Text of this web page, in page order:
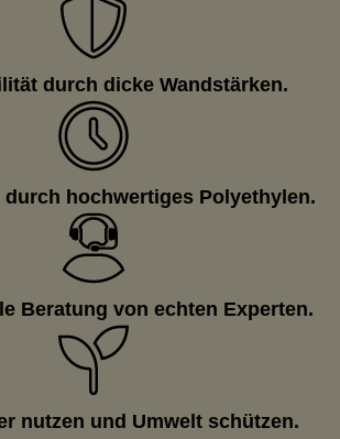
durch dicke Wandstärken.
hochwertiges Polyethylen.
Beratung von echten Experten.
nutzen und Umwelt schützen.